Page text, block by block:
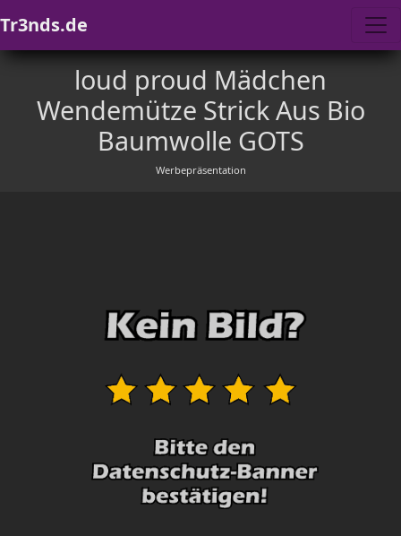
Tr3nds.de
loud proud Mädchen
Wendemütze Strick Aus Bio
Baumwolle GOTS
Werbepräsentation